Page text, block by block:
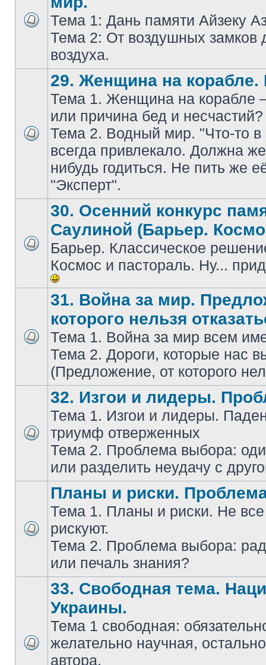
Тема 1: Дань памяти Айзеку
Тема 2: От воздушных замков
воздуха.
29. Женщина на
Тема 1. Женщина на корабле
или причина бед и несчастий?
Тема 2. Водный мир. "Что-то в
всегдa привлекaло. Должнa
нибудь годиться. Не пить же
"Эксперт".
30. Осенний конкурс
Саулиной (Барьер.
Барьер. Классическое
Космос и пастораль. Ну...
31. Война за мир.
которого нельзя
Тема 1. Война за мир всем
Тема 2. Дороги, которые нас
(Предложение, от которого
32. Изгои и лидеры.
Тема 1. Изгои и лидеры.
триумф отверженных
Тема 2. Проблема выбора:
или разделить неудачу с
Планы и риски.
Тема 1. Планы и риски. Не
рискуют.
Тема 2. Проблема выбора:
или печаль знания?
33. Свободная тема.
Украины.
Тема 1 свободная:
желательно научная,
автора.